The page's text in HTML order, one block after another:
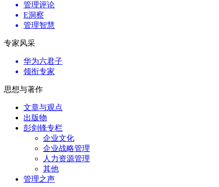
管理评论
E洞察
管理智慧
专家风采
华为六君子
领衔专家
思想与著作
文章与观点
出版物
彭剑锋专栏
企业文化
企业战略管理
人力资源管理
其他
管理之声